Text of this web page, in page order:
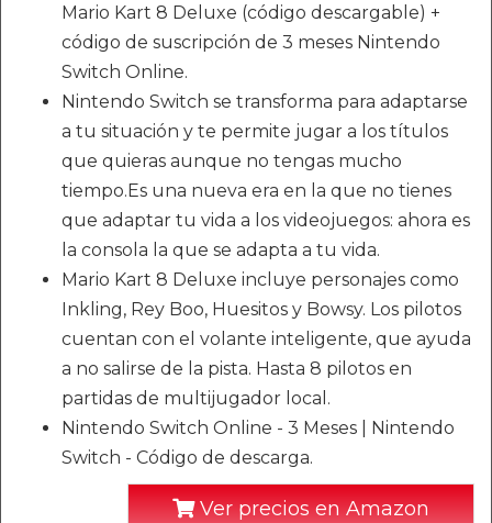
Mario Kart 8 Deluxe (código descargable) +
código de suscripción de 3 meses Nintendo
Switch Online.
Nintendo Switch se transforma para adaptarse
a tu situación y te permite jugar a los títulos
que quieras aunque no tengas mucho
tiempo.Es una nueva era en la que no tienes
que adaptar tu vida a los videojuegos: ahora es
la consola la que se adapta a tu vida.
Mario Kart 8 Deluxe incluye personajes como
Inkling, Rey Boo, Huesitos y Bowsy. Los pilotos
cuentan con el volante inteligente, que ayuda
a no salirse de la pista. Hasta 8 pilotos en
partidas de multijugador local.
Nintendo Switch Online - 3 Meses | Nintendo
Switch - Código de descarga.
Ver precios en Amazon